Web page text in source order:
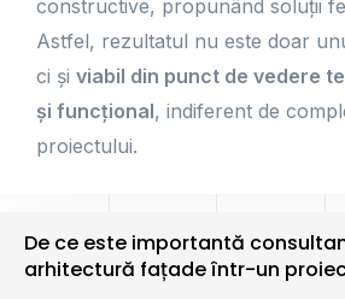
constructive, propunând soluții
Astfel, rezultatul nu este doar
ci și viabil din punct de vedere
și funcțional, indiferent de
proiectului.
De ce este importantă
arhitectură fațade într-un